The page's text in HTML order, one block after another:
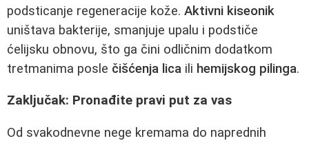
podsticanje regeneracije kože. Aktivni kiseonik
uništava bakterije, smanjuje upalu i podstiče
ćelijsku obnovu, što ga čini odličnim dodatkom
tretmanima posle čišćenja lica ili hemijskog pilinga.
Zaključak: Pronađite pravi put za vas
Od svakodnevne nege kremama do naprednih